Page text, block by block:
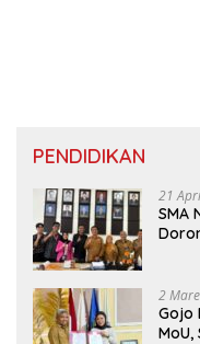
PENDIDIKAN
21
SMA
2
Gojo